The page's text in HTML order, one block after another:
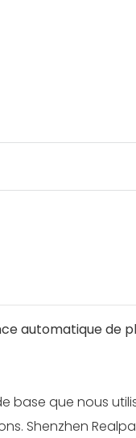
automatique de
base que nous
Shenzhen